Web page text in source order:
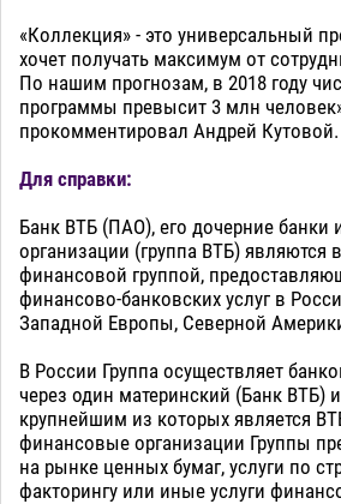
«Коллекция» - это универсальный
хочет получать максимум от
По нашим прогнозам, в 2018 году
программы превысит 3 млн
прокомментировал Андрей Кутовой.
Для справки:
Банк ВТБ (ПАО), его дочерние
организации (группа ВТБ) являются
финансовой группой,
финансово-банковских услуг в
Западной Европы, Северной
В России Группа осуществляет
через один материнский (Банк ВТБ)
крупнейшим из которых является
финансовые организации Группы
на рынке ценных бумаг, услуги по
факторингу или иные услуги